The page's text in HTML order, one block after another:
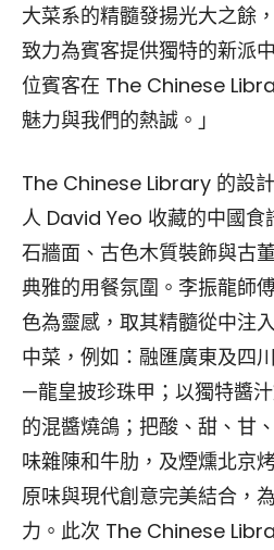
大菜系的精髓發揚光大之餘
致力為賓客提供獨特的新派
位賓客在 The Chinese
魅力與我們的熱誠。」
The Chinese Library 的設
人 David Yeo 收藏的中國食
石牆面、古色木質裝飾與古
典雅的用餐氛圍。李振龍師
色為靈感，取其精髓從中注
中菜，例如：融匯廣東及四
—龍皇披珍珠甲；以獨特醬
的混醬燒鴿；把酸、甜、甘
味雜陳和牛肋，及煙燻北京
原味與現代創意完美結合，
力。此次 The Chinese